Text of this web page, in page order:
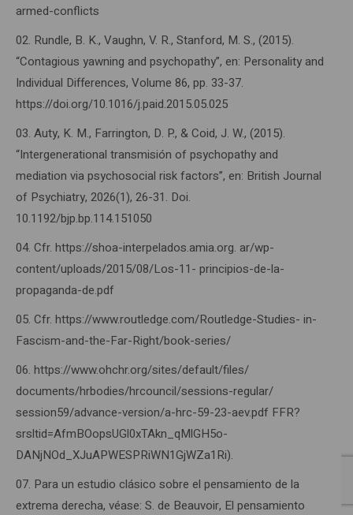
armed-conflicts
Rundle, B. K., Vaughn, V. R., Stanford, M. S., (2015).
“Contagious yawning and psychopathy”, en: Personality and
Individual Differences, Volume 86, pp. 33-37.
https://doi.org/10.1016/j.paid.2015.05.025
Auty, K. M., Farrington, D. P., & Coid, J. W., (2015).
“Intergenerational transmisión of psychopathy and
mediation via psychosocial risk factors”, en: British Journal
of Psychiatry, 2026(1), 26-31. Doi.
10.1192/bjp.bp.114.151050
Cfr. https://shoa-interpelados.amia.org. ar/wp-
content/uploads/2015/08/Los-11- principios-de-la-
propaganda-de.pdf
Cfr. https://www.routledge.com/Routledge-Studies- in-
Fascism-and-the-Far-Right/book-series/
https://www.ohchr.org/sites/default/files/
documents/hrbodies/hrcouncil/sessions-regular/
session59/advance-version/a-hrc-59-23-aev.pdf FFR?
srsltid=AfmBOopsUGl0xTAkn_qMlGH5o-
DANjNOd_XJuAPWESPRiWN1GjWZa1Ri).
Para un estudio clásico sobre el pensamiento de la
extrema derecha, véase: S. de Beauvoir, El pensamiento